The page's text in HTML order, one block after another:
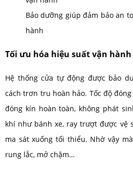
Bảo dưỡng giúp đảm bảo an
hành
Tối ưu hóa hiệu suất vận
Hệ thống cửa tự động được bảo
cách trơn tru hoàn hảo. Tốc độ
đóng kín hoàn toàn, không phát
khí như bánh xe, ray trượt được vệ
ma sát xuống tối thiểu. Nhờ vậy
rung lắc, mở chậm…